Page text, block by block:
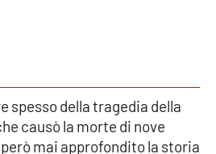
spesso della tragedia della
causò la morte di nove
mai approfondito la storia